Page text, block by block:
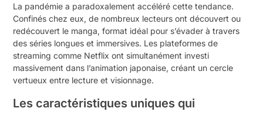
La pandémie a paradoxalement accéléré cette tendance.
Confinés chez eux, de nombreux lecteurs ont découvert ou
redécouvert le manga, format idéal pour s’évader à travers
des séries longues et immersives. Les plateformes de
streaming comme Netflix ont simultanément investi
massivement dans l’animation japonaise, créant un cercle
vertueux entre lecture et visionnage.
Les caractéristiques uniques qui